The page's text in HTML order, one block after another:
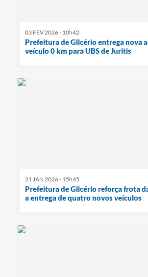
03 FEV 2026 - 10h42
Prefeitura de Glicério entrega nova
veículo 0 km para UBS de Juritis
21 JAN 2026 - 15h45
Prefeitura de Glicério reforça frota
a entrega de quatro novos veículos